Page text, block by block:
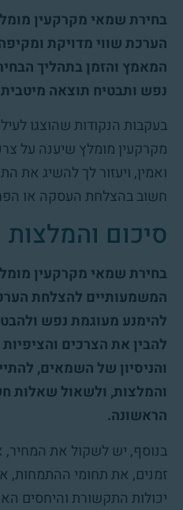
בחירת שמאי מקרקעין
הערכת שווי מדויקת
המאמץ והזמן בתהליך
נפש ותבטיח תוצאה
בעקבות הנקודות שהוצגו
מקרקעין מומלץ שיענה על
ואמין, ויעזור לך להשיג את
חשוב בהצלחת העסקה או
סיכום והמלצות
בחירת שמאי מקרקעין
המשמעותיים להצלחת
להימנע מעוגמת נפש
להבין את הצרכים
והניסיון של השמאים,
והמלצות, ולשאול שאלות
הראשונה.
בנוסף, יש לשקול את המחיר,
זמנים, את תחומי ההתמחות,
יכולות התקשורת והיחסים